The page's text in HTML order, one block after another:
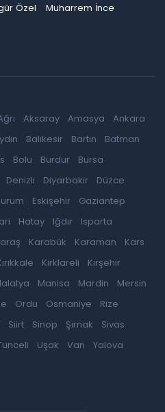
Özel
Muharrem İnce
Aksaray Amasya
Ankara
Balıkesir Bartın
Batman
Bolu Burdur
Bursa
Denizli Diyarbakır
Düzce
Eskişehir
Gaziantep
Hatay Iğdır
Isparta
Karabük Karaman
Kars
Kırklareli
Kırşehir
Manisa Mardin
Mersin
Ordu Osmaniye
Rize
Siirt Sinop Şırnak
Sivas
Uşak Van
Yalova